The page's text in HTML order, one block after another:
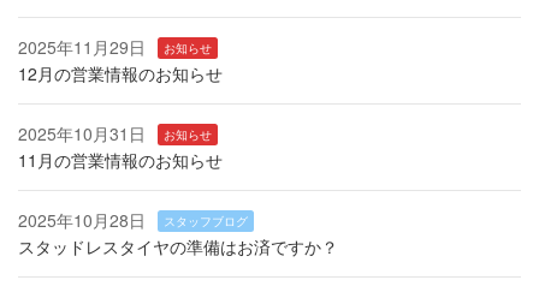
2025年11月29日 お知らせ
12月の営業情報のお知らせ
2025年10月31日 お知らせ
11月の営業情報のお知らせ
2025年10月28日 スタッフブログ
スタッドレスタイヤの準備はお済ですか？